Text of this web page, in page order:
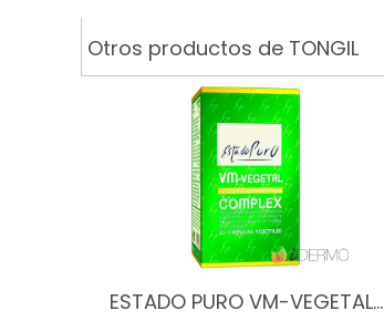
Otros productos de TONGIL
ESTADO PURO VM-VEGETAL…